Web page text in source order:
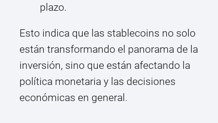
plazo.
Esto indica que las stablecoins no solo
están transformando el panorama de la
inversión, sino que están afectando la
política monetaria y las decisiones
económicas en general.